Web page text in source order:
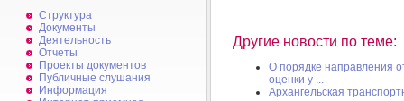
Структура
Документы
Деятельность
Отчеты
Проекты документов
Публичные слушания
Информация
Другие новости по теме:
О порядке направления
оценки у ...
Архангельская